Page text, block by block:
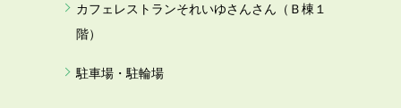
カフェレストランそれいゆさんさん（Ｂ棟１
階）
駐車場・駐輪場